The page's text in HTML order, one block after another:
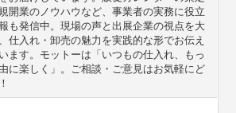
開業のノウハウなど、事業者の実務に役立
も発信中。現場の声と出展企業の視点を大
仕入れ・卸売の魅力を実践的な形でお伝え
ます。モットーは「いつもの仕入れ、もっ
に楽しく」。ご相談・ご意見はお気軽にど